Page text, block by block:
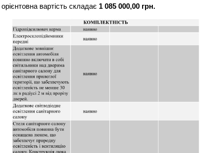
орієнтовна вартість складає 1 085 000,00 грн.